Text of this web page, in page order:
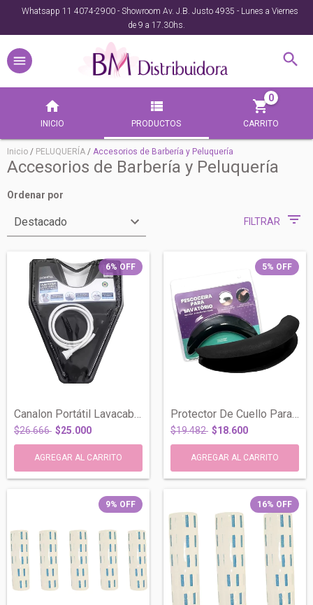
Whatsapp 11 4074-2900 - Showroom Av. J.B. Justo 4935 - Lunes a Viernes
de 9 a 17.30hs.
INICIO PRODUCTOS CARRITO
0
Inicio / PELUQUERÍA / Accesorios de Barbería y Peluquería
Accesorios de Barbería y Peluquería
Ordenar por
FILTRAR
6% OFF
Canalon Portátil Lavacabeza Duchador Neg...
$26.666 $25.000
5% OFF
Protector De Cuello Para Bacha Lavacabez...
$19.482 $18.600
9% OFF 16% OFF